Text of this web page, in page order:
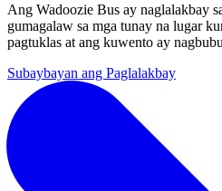
Ang Wadoozie Bus ay naglalakbay
gumagalaw sa mga tunay na lugar
pagtuklas at ang kuwento ay
Subaybayan ang Paglalakbay